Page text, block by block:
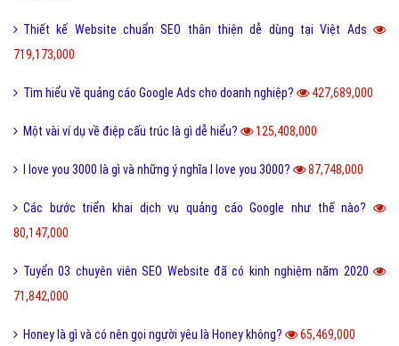
Thiết kế Website chuẩn SEO thân thiện dễ dùng tại Việt Ads
719,173,000
Tìm hiểu về quảng cáo Google Ads cho doanh nghiệp? 427,689,000
Một vài ví dụ về điệp cấu trúc là gì dễ hiểu? 125,408,000
I love you 3000 là gì và những ý nghĩa I love you 3000? 87,748,000
Các bước triển khai dịch vụ quảng cáo Google như thế nào?
80,147,000
Tuyển 03 chuyên viên SEO Website đã có kinh nghiệm năm 2020
71,842,000
Honey là gì và có nên gọi người yêu là Honey không? 65,469,000